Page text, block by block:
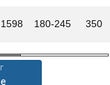
1598 180-245 350